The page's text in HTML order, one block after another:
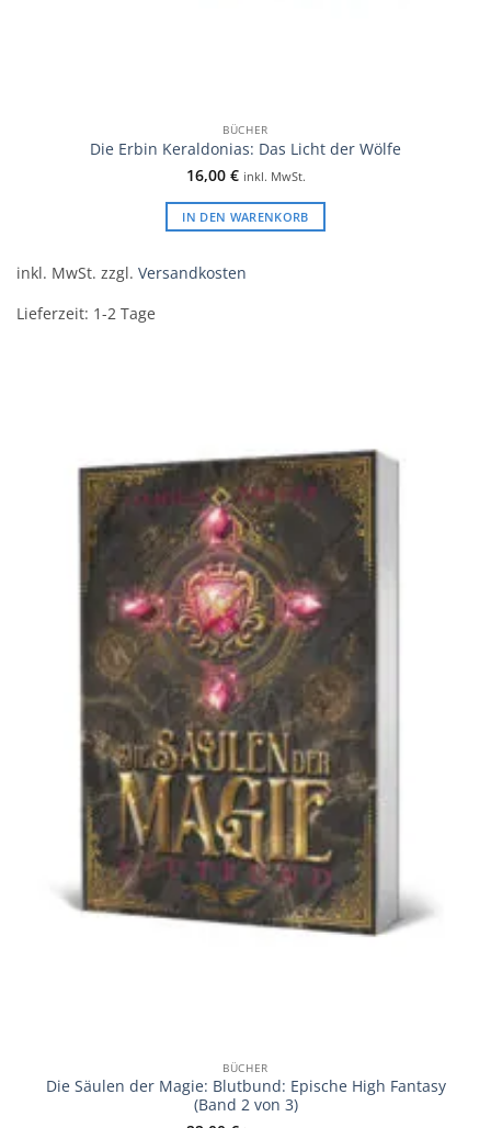
BÜCHER
Die Erbin Keraldonias: Das Licht der Wölfe
16,00 € inkl. MwSt.
IN DEN WARENKORB
inkl. MwSt. zzgl. Versandkosten
Lieferzeit: 1-2 Tage
BÜCHER
Die Säulen der Magie: Blutbund: Epische High Fantasy
(Band 2 von 3)